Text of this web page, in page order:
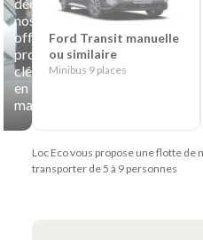
découvrez
nos
offres
professionnelles
clés
en
main
Ford Transit manuelle
ou similaire
Minibus 9 places
Loc Eco vous propose une flotte de
transporter de 5 à 9 personnes